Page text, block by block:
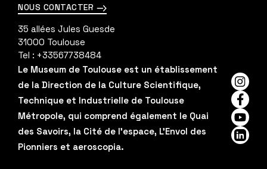
NOUS CONTACTER
35 allées Jules Guesde
31000 Toulouse
Tel : +33567738484
Le Museum de Toulouse est un établissement
de la Direction de la Culture Scientifique,
Technique et Industrielle de Toulouse
Métropole, qui comprend également le Quai
des Savoirs, la Cité de l'espace, L'Envol des
Pionniers et aeroscopia.